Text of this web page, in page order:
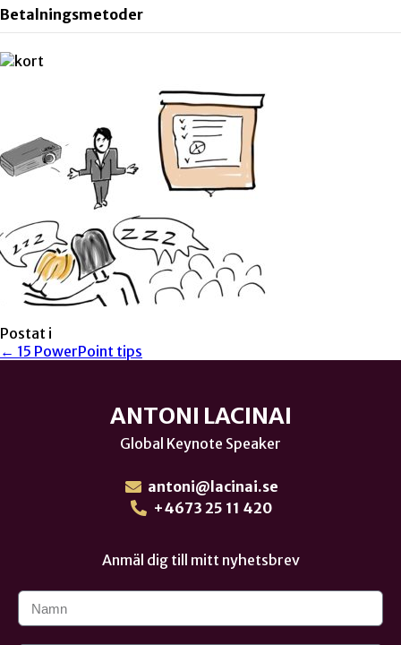
Betalningsmetoder
Postat i
← 15 PowerPoint tips
ANTONI LACINAI
Global Keynote Speaker
antoni@lacinai.se
+4673 25 11 420
Anmäl dig till mitt nyhetsbrev